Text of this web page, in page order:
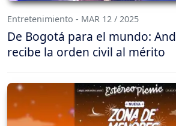
Entretenimiento - MAR 12 / 2025
De Bogotá para el mundo:
recibe la orden civil al mérito